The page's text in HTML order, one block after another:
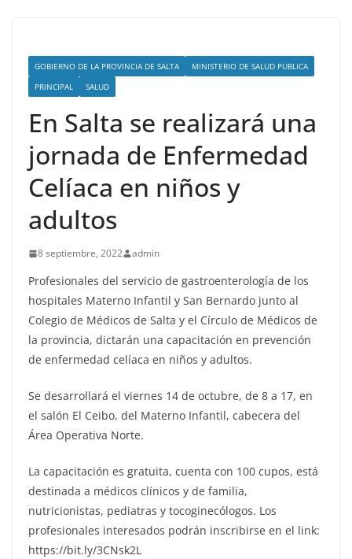
GOBIERNO DE LA PROVINCIA DE SALTA
MINISTERIO DE SALUD PUBLICA
PRINCIPAL
SALUD
En Salta se realizará una
jornada de Enfermedad
Celíaca en niños y
adultos
8 septiembre, 2022 admin
Profesionales del servicio de gastroenterología de los
hospitales Materno Infantil y San Bernardo junto al
Colegio de Médicos de Salta y el Círculo de Médicos de
la provincia, dictarán una capacitación en prevención
de enfermedad celíaca en niños y adultos.
Se desarrollará el viernes 14 de octubre, de 8 a 17, en
el salón El Ceibo, del Materno Infantil, cabecera del
Área Operativa Norte.
La capacitación es gratuita, cuenta con 100 cupos, está
destinada a médicos clínicos y de familia,
nutricionistas, pediatras y tocoginecólogos. Los
profesionales interesados podrán inscribirse en el link:
https://bit.ly/3CNsk2L